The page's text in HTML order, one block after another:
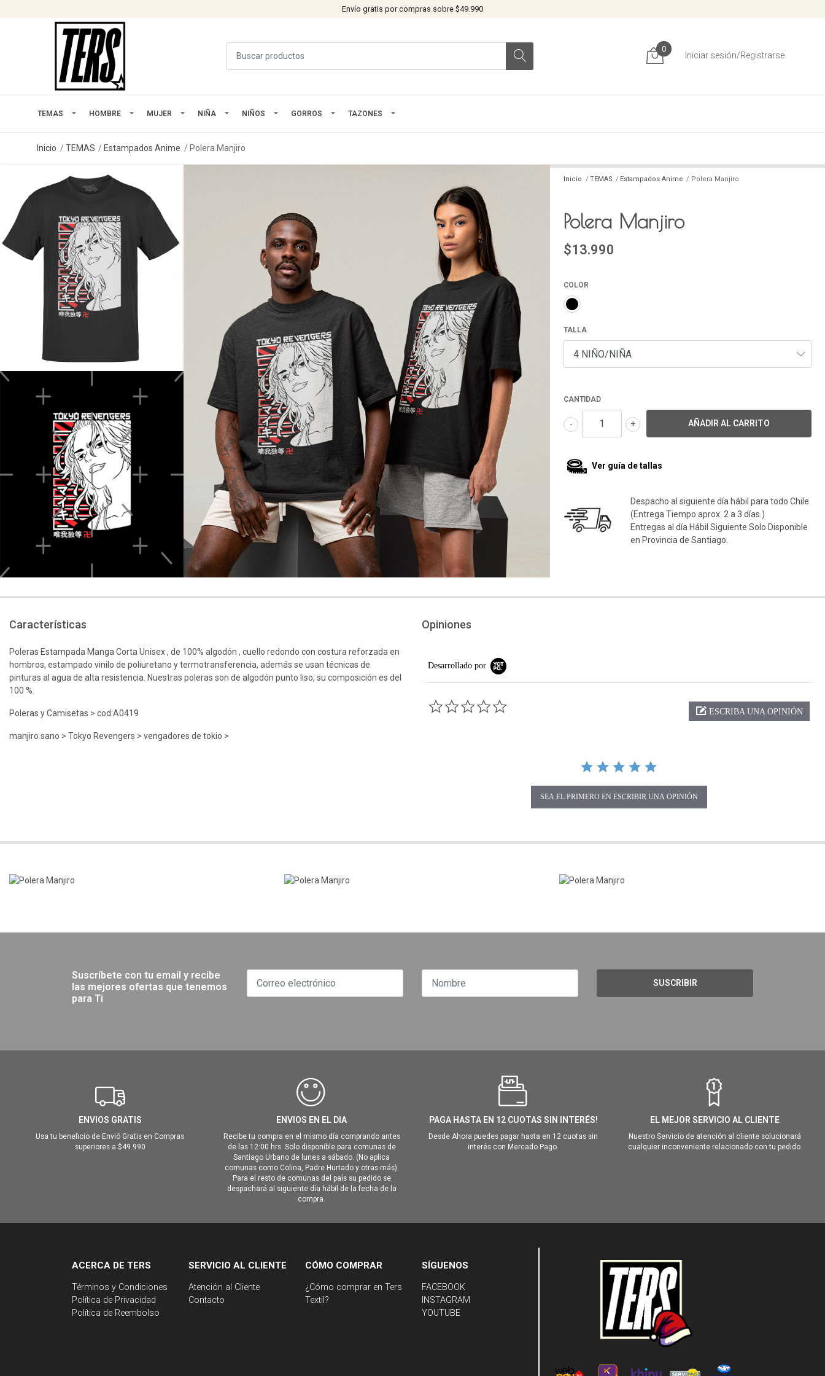
Envío gratis por compras sobre $49.990
0
Iniciar sesión/Registrarse
TEMAS HOMBRE MUJER NIÑA NIÑOS GORROS TAZONES
Inicio TEMAS Estampados Anime Polera Manjiro
Inicio TEMAS Estampados Anime Polera Manjiro
Polera Manjiro
$13.990
COLOR
TALLA
CANTIDAD
+
-
Ver guía de tallas
Despacho al siguiente día hábil para todo Chile.
(Entrega Tiempo aprox. 2 a 3 días.)
Entregas al día Hábil Siguiente Solo Disponible
en Provincia de Santiago.
Características
Poleras Estampada Manga Corta Unisex , de 100% algodón , cuello redondo con costura reforzada en
hombros, estampado vinilo de poliuretano y termotransferencia, además se usan técnicas de
pinturas al agua de alta resistencia. Nuestras poleras son de algodón punto liso, su composición es del
100 %.
Poleras y Camisetas > cod:A0419
manjiro sano > Tokyo Revengers > vengadores de tokio >
Opiniones
Desarrollado por
ESCRIBA UNA OPINIÓN
SEA EL PRIMERO EN ESCRIBIR UNA OPINIÓN
Suscríbete con tu email y recibe
las mejores ofertas que tenemos
para Ti
SUSCRIBIR
ENVIOS GRATIS
Usa tu beneficio de Envió Gratis en Compras
superiores a $49.990
ENVIOS EN EL DIA
Recibe tu compra en el mismo día comprando antes
de las 12:00 hrs. Solo disponible para comunas de
Santiago Urbano de lunes a sábado. (No aplica
comunas como Colina, Padre Hurtado y otras más).
Para el resto de comunas del país su pedido se
despachará al siguiente día hábil de la fecha de la
compra.
PAGA HASTA EN 12 CUOTAS SIN INTERÉS!
Desde Ahora puedes pagar hasta en 12 cuotas sin
interés con Mercado Pago.
EL MEJOR SERVICIO AL CLIENTE
Nuestro Servicio de atención al cliente solucionará
cualquier inconveniente relacionado con tu pedido.
ACERCA DE TERS
Términos y Condiciones
Política de Privacidad
Política de Reembolso
SERVICIO AL CLIENTE
Atención al Cliente
Contacto
CÓMO COMPRAR
¿Cómo comprar en Ters
Textil?
SÍGUENOS
FACEBOOK
INSTAGRAM
YOUTUBE